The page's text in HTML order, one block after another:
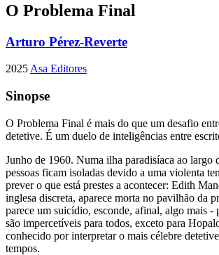
O Problema Final
Arturo Pérez-Reverte
2025Asa Editores
Sinopse
O Problema Final é mais do que um desafio
detetive. É um duelo de inteligências entre
Junho de 1960. Numa ilha paradisíaca ao largo
pessoas ficam isoladas devido a uma violenta
prever o que está prestes a acontecer: Edith
inglesa discreta, aparece morta no pavilhão da
parece um suicídio, esconde, afinal, algo mais -
são impercetíveis para todos, exceto para
conhecido por interpretar o mais célebre
tempos.